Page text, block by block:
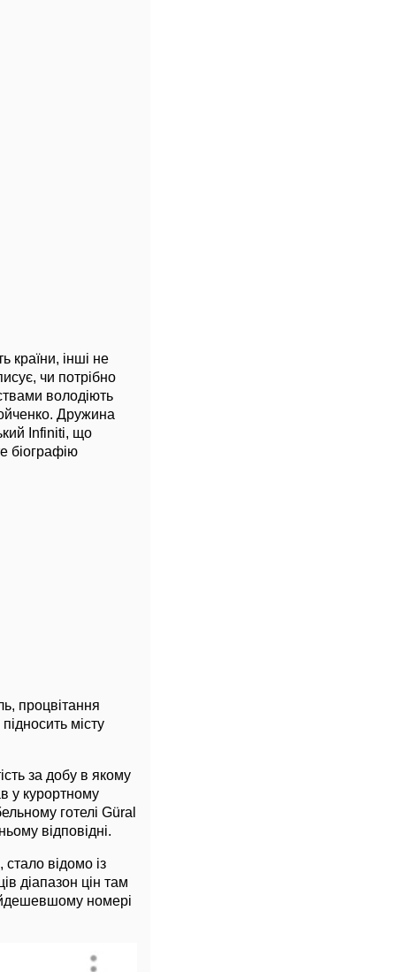
країни, інші не
чи потрібно
володіють
Дружина
Infiniti, що
біографію
процвітання
місту
за добу в якому
у курортному
готелі Güral
відповідні.
відомо із
діапазон цін там
номері